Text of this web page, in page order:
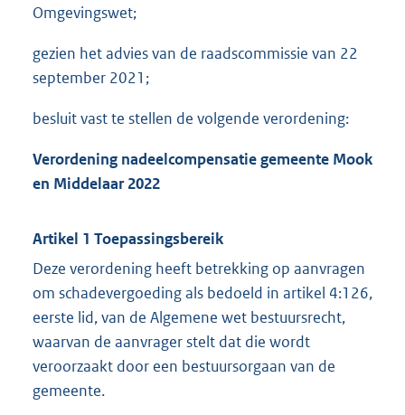
Omgevingswet;
gezien het advies van de raadscommissie van 22
september 2021;
besluit vast te stellen de volgende verordening:
Verordening nadeelcompensatie gemeente Mook
en Middelaar 2022
Artikel 1 Toepassingsbereik
Deze verordening heeft betrekking op aanvragen
om schadevergoeding als bedoeld in artikel 4:126,
eerste lid, van de Algemene wet bestuursrecht,
waarvan de aanvrager stelt dat die wordt
veroorzaakt door een bestuursorgaan van de
gemeente.